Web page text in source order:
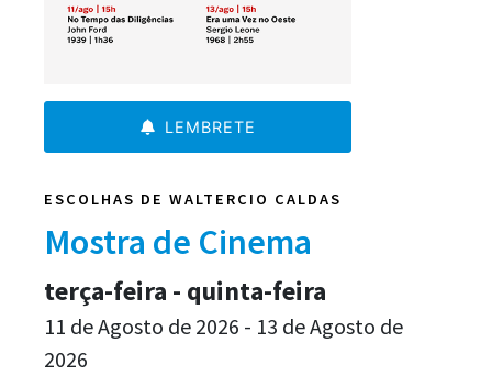
LEMBRETE
ESCOLHAS DE WALTERCIO CALDAS
Mostra de Cinema
terça-feira - quinta-feira
11 de Agosto de 2026 - 13 de Agosto de
2026